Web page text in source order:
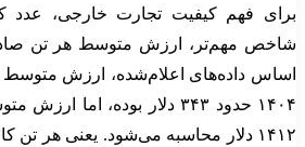
برای فهم کیفیت تجارت خارجی،
شاخص مهم‌تر، ارزش متوسط هر تن
اساس داده‌های اعلام‌شده، ارزش
۱۴۰۴ حدود ۳۴۳ دلار بوده،
۱۴۱۲ دلار محاسبه می‌شود. یعنی هر تن